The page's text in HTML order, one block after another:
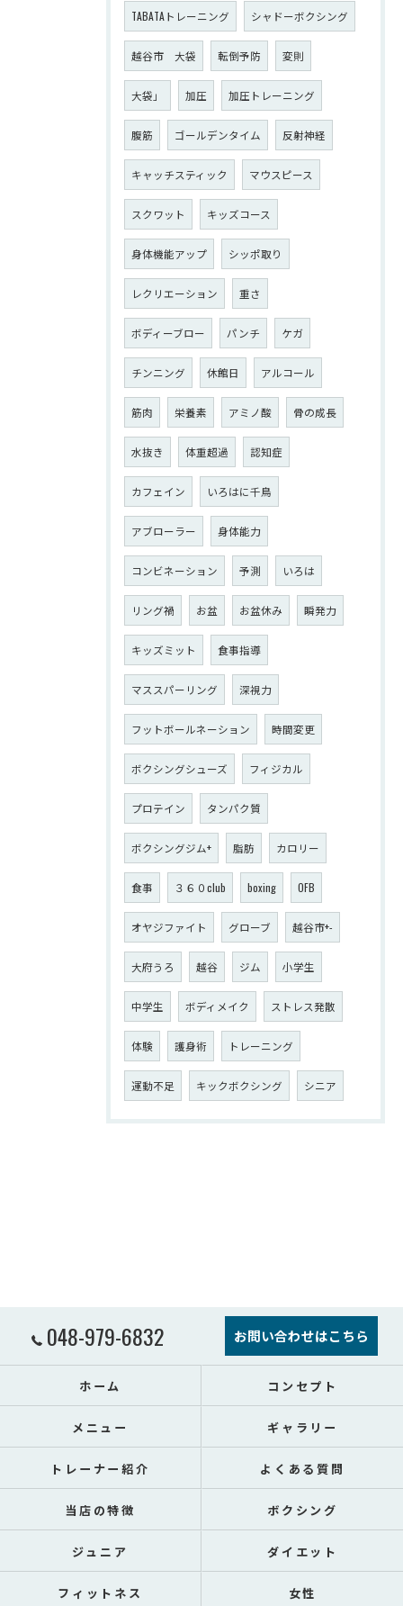
TABATAトレーニング シャドーボクシング
越谷市 大袋 転倒予防 変則
大袋」 加圧 加圧トレーニング
腹筋 ゴールデンタイム 反射神経
キャッチスティック マウスピース
スクワット キッズコース
身体機能アップ シッポ取り
レクリエーション 重さ
ボディーブロー パンチ ケガ
チンニング 休館日 アルコール
筋肉 栄養素 アミノ酸 骨の成長
水抜き 体重超過 認知症
カフェイン いろはに千鳥
アブローラー 身体能力
コンビネーション 予測 いろは
リング禍 お盆 お盆休み 瞬発力
キッズミット 食事指導
マススパーリング 深視力
フットボールネーション 時間変更
ボクシングシューズ フィジカル
プロテイン タンパク質
ボクシングジム+ 脂肪 カロリー
食事 ３６０club boxing OFB
オヤジファイト グローブ 越谷市+-
大府うろ 越谷 ジム 小学生
中学生 ボディメイク ストレス発散
体験 護身術 トレーニング
運動不足 キックボクシング シニア
048-979-6832 お問い合わせはこちら
ホーム コンセプト
メニュー ギャラリー
トレーナー紹介 よくある質問
当店の特徴 ボクシング
ジュニア ダイエット
フィットネス 女性